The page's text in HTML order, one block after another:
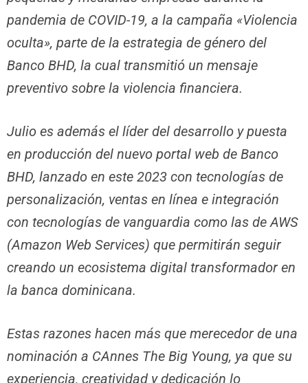
pandemia de COVID-19, a la campaña «Violencia
oculta», parte de la estrategia de género del
Banco BHD, la cual transmitió un mensaje
preventivo sobre la violencia financiera.
Julio es además el líder del desarrollo y puesta
en producción del nuevo portal web de Banco
BHD, lanzado en este 2023 con tecnologías de
personalización, ventas en línea e integración
con tecnologías de vanguardia como las de AWS
(Amazon Web Services) que permitirán seguir
creando un ecosistema digital transformador en
la banca dominicana.
Estas razones hacen más que merecedor de una
nominación a CAnnes The Big Young, ya que su
experiencia, creatividad y dedicación lo